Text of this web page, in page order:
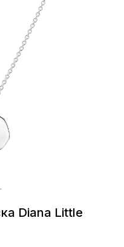
Diana Little